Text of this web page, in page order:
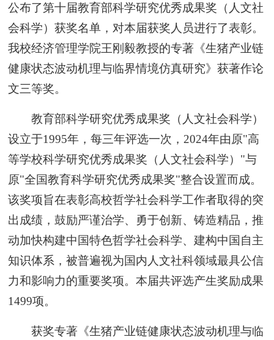
公布了第十届教育部科学研究优秀成果奖（人文社
会科学）获奖名单，对本届获奖人员进行了表彰。
我校经济管理学院王刚毅教授的专著《生猪产业链
健康状态波动机理与临界情境仿真研究》获著作论
文三等奖。
教育部科学研究优秀成果奖（人文社会科学）
设立于1995年，每三年评选一次，2024年由原"高
等学校科学研究优秀成果奖（人文社会科学）"与
原"全国教育科学研究优秀成果奖"整合设置而成。
该奖项旨在表彰高校哲学社会科学工作者取得的突
出成绩，鼓励严谨治学、勇于创新、铸造精品，推
动加快构建中国特色哲学社会科学、建构中国自主
知识体系，被普遍视为国内人文社科领域最具公信
力和影响力的重要奖项。本届共评选产生奖励成果
1499项。
获奖专著《生猪产业链健康状态波动机理与临